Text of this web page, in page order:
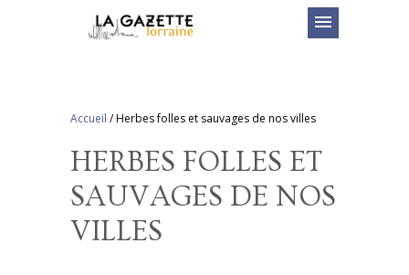
menu
Accueil /Herbes folles et sauvages de nos villes
HERBES FOLLES ET
SAUVAGES DE NOS
VILLES